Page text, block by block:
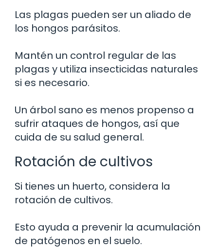
Las plagas pueden ser un aliado de
los hongos parásitos.
Mantén un control regular de las
plagas y utiliza insecticidas naturales
si es necesario.
Un árbol sano es menos propenso a
sufrir ataques de hongos, así que
cuida de su salud general.
Rotación de cultivos
Si tienes un huerto, considera la
rotación de cultivos.
Esto ayuda a prevenir la acumulación
de patógenos en el suelo.